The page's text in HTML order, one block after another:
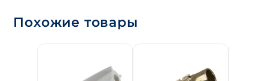
Похожие товары